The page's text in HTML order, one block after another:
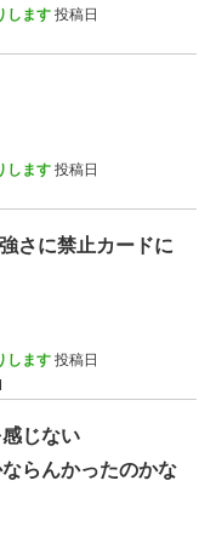
します 投稿日
します 投稿日
さに禁止カードに
します 投稿日
じない
らんかったのかな